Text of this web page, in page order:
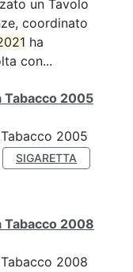
un Tavolo
coordinato
ha
con...
Tabacco 2005
2005
SIGARETTA
Tabacco 2008
2008